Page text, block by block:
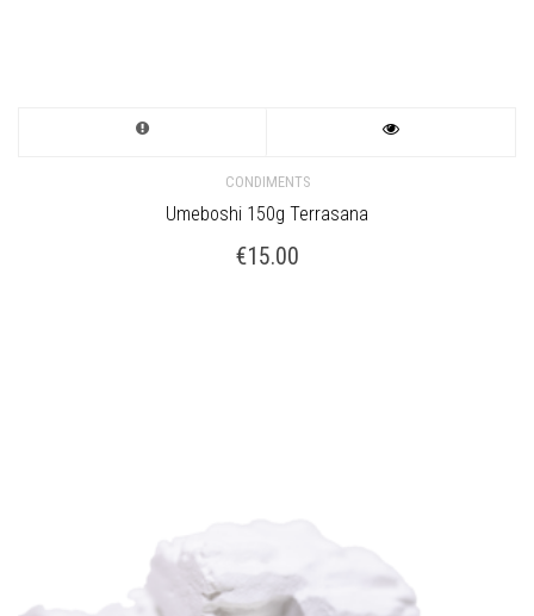
CONDIMENTS
Umeboshi 150g Terrasana
€15.00